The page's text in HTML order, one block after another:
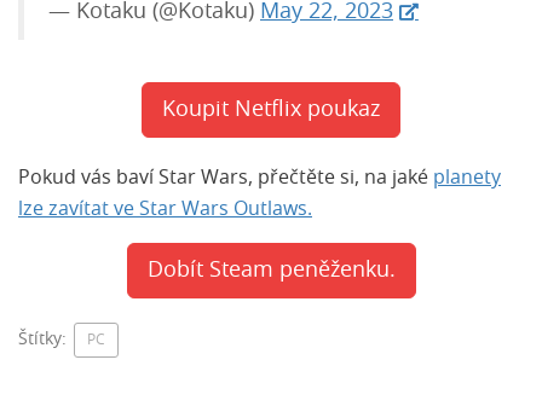
— Kotaku (@Kotaku) May 22, 2023
Koupit Netflix poukaz
Pokud vás baví Star Wars, přečtěte si, na jaké planety
lze zavítat ve Star Wars Outlaws.
Dobít Steam peněženku.
Štítky: PC